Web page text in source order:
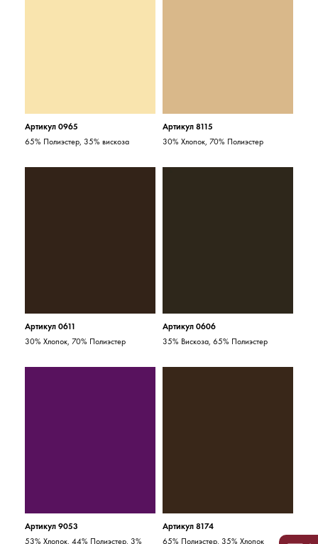
Артикул 0965
65% Полиэстер, 35% вискоза
Артикул 8115
30% Хлопок, 70% Полиэстер
Артикул 0611
30% Хлопок, 70% Полиэстер
Артикул 0606
35% Вискоза, 65% Полиэстер
Артикул 9053
53% Хлопок, 44% Полиэстер, 3%
Артикул 8174
65% Полиэстер, 35% Хлопок